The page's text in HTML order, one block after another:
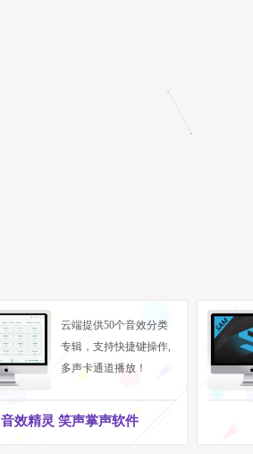
云端提供50个音效分类
专辑，支持快捷键操作,
多声卡通道播放！
音效精灵 笑声掌声软件